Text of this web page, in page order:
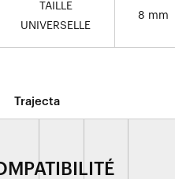
TAILLE
UNIVERSELLE
8 mm
Trajecta